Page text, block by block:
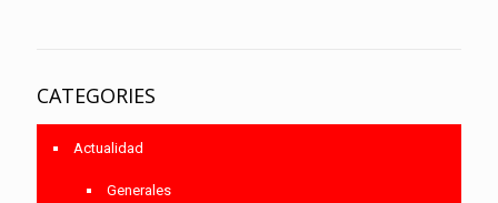
CATEGORIES
Actualidad
Generales